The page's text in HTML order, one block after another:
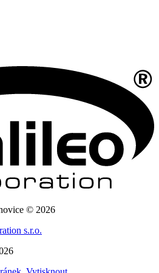
© 2026
s.r.o.